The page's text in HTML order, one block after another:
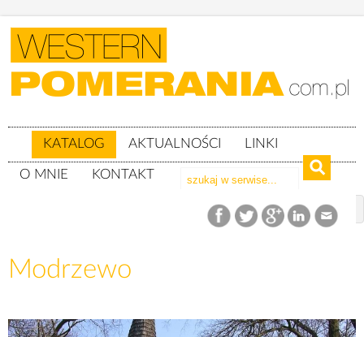
KATALOG AKTUALNOŚCI LINKI
O MNIE KONTAKT
woj. zachodniopomorskie
Modrzewo